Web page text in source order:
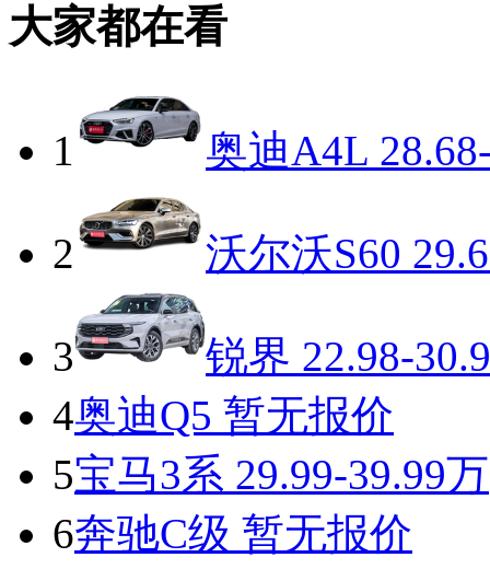
大家都在看
1 奥迪A4L
2 沃尔沃S60
3 锐界 22.98-
4奥迪Q5 暂无报价
5宝马3系 29.99-39.99万
6奔驰C级 暂无报价